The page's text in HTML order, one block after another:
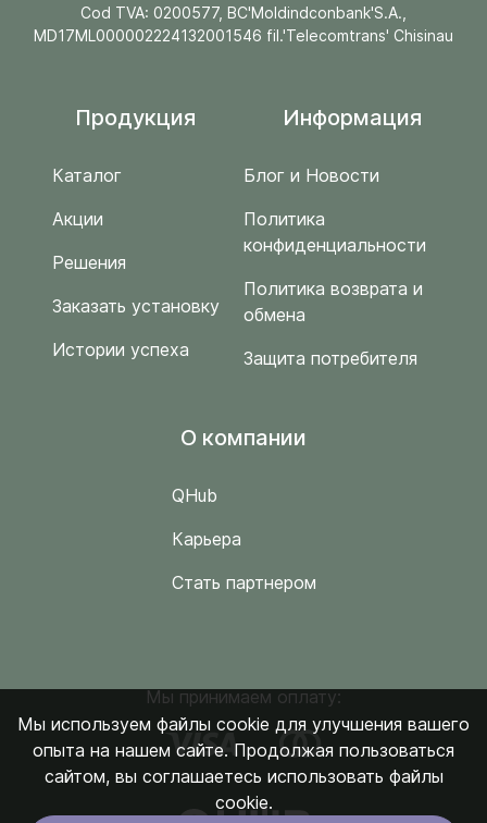
Cod TVA: 0200577, BC'Moldindconbank'S.A.,
MD17ML000002224132001546 fil.'Telecomtrans' Chisinau
Продукция
Каталог
Акции
Решения
Заказать установку
Истории успеха
Информация
Блог и Новости
Политика
конфиденциальности
Политика возврата и
обмена
Защита потребителя
O компании
QHub
Карьера
Стать партнером
Мы принимаем оплату:
Мы используем файлы cookie для улучшения вашего
опыта на нашем сайте. Продолжая пользоваться
сайтом, вы соглашаетесь использовать файлы
cookie.